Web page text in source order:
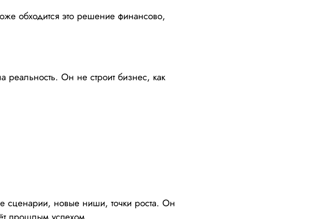
обходится это решение финансово,
реальность. Он не строит бизнес, как
сценарии, новые ниши, точки роста. Он